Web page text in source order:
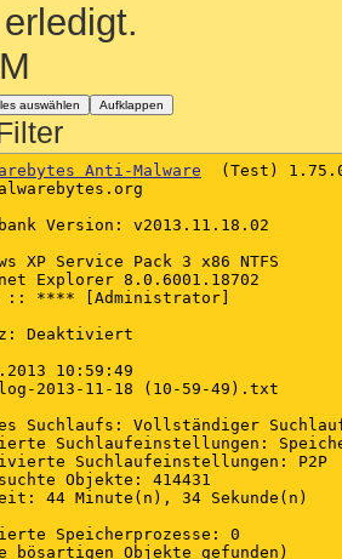
auswählen Aufklappen
Anti-Malware
(Test)
Version: v2013.11.18.02
XP Service Pack 3 x86 NTFS
Explorer 8.0.6001.18702
**** [Administrator]
Deaktiviert
10:59:49
log-2013-11-18 (10-59-49).txt
Suchlaufs: Vollständiger
Suchlaufeinstellungen:
Suchlaufeinstellungen: P2P
Objekte: 414431
44 Minute(n), 34 Sekunde(n)
Speicherprozesse: 0
bösartigen Objekte gefunden)